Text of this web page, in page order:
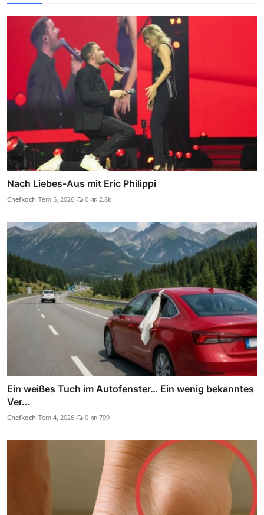
Nach Liebes-Aus mit Eric Philippi
Chefkoch Tem 5, 2026 0 2.8k
Ein weißes Tuch im Autofenster… Ein wenig bekanntes
Ver...
Chefkoch Tem 4, 2026 0 799